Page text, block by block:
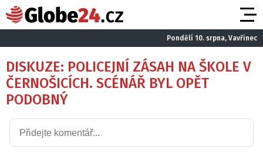
Pondělí 10. srpna, Vavřinec
DISKUZE: POLICEJNÍ ZÁSAH NA ŠKOLE V
ČERNOŠICÍCH. SCÉNÁŘ BYL OPĚT
PODOBNÝ